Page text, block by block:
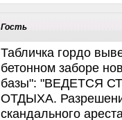
Гость
Табличка гордо
бетонном заборе
базы": "ВЕДЕТСЯ
ОТДЫХА.
скандального